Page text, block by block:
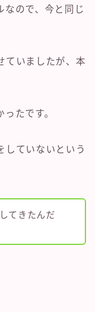
なので、今と同じ
ていましたが、本
たです。
していないという
てきたんだ